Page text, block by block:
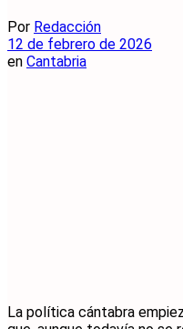
Por Redacción
12 de febrero de 2026
en Cantabria
La política cántabra